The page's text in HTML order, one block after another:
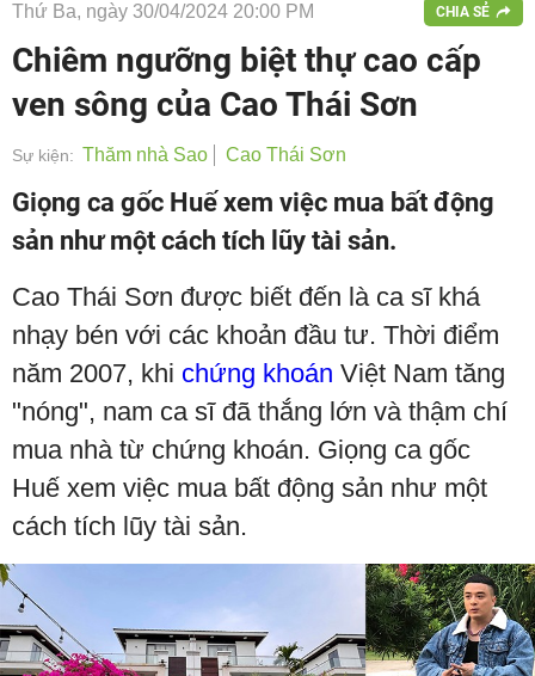
Thứ Ba, ngày 30/04/2024 20:00 PM CHIA SẺ
Chiêm ngưỡng biệt thự cao cấp
ven sông của Cao Thái Sơn
Sự kiện: Thăm nhà Sao Cao Thái Sơn
Giọng ca gốc Huế xem việc mua bất động
sản như một cách tích lũy tài sản.
Cao Thái Sơn được biết đến là ca sĩ khá
nhạy bén với các khoản đầu tư. Thời điểm
năm 2007, khi chứng khoán Việt Nam tăng
"nóng", nam ca sĩ đã thắng lớn và thậm chí
mua nhà từ chứng khoán. Giọng ca gốc
Huế xem việc mua bất động sản như một
cách tích lũy tài sản.